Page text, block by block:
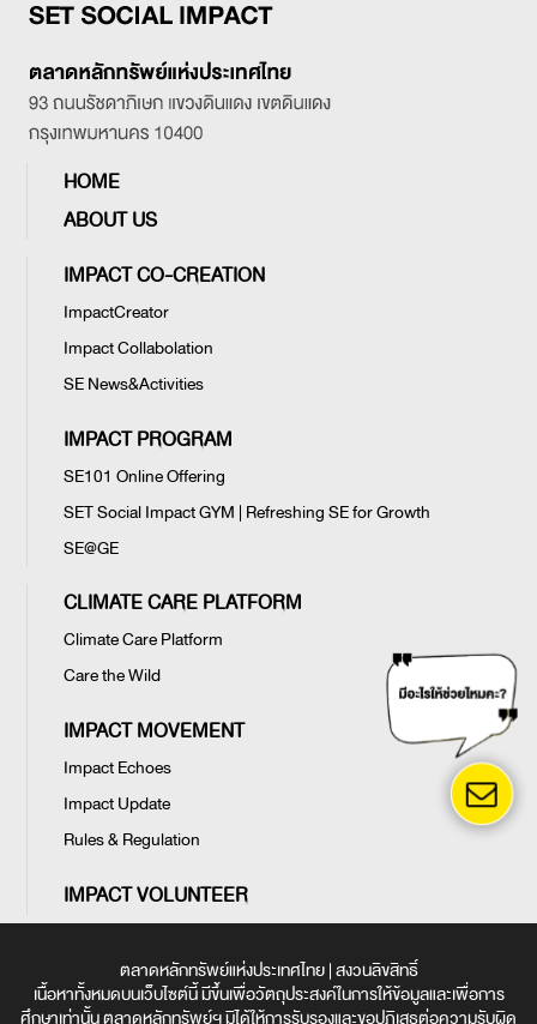
HOME
ABOUT US
IMPACT CO-CREATION
ImpactCreator
Impact Collabolation
SE News&Activities
IMPACT PROGRAM
SE101 Online Offering
SET Social Impact GYM | Refreshing SE for Growth
SE@GE
CLIMATE CARE PLATFORM
Climate Care Platform
Care the Wild
IMPACT MOVEMENT
Impact Echoes
Impact Update
Rules & Regulation
IMPACT VOLUNTEER
ตลาดหลักทรัพย์แห่งประเทศไทย | สงวนลิขสิทธิ์
เนื้อหาทั้งหมดบนเว็บไซต์นี้ มีขึ้นเพื่อวัตถุประสงค์ในการให้ข้อมูลและเพื่อการ